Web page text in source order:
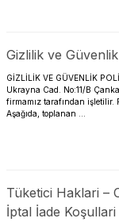
Gizlilik ve Güvenlik
GİZLİLİK VE GÜVENLİK
Ukrayna Cad. No:11/B
firmamız tarafından işletilir.
Aşağıda, toplanan ...
Tüketici Haklari –
İptal İade Koşullari